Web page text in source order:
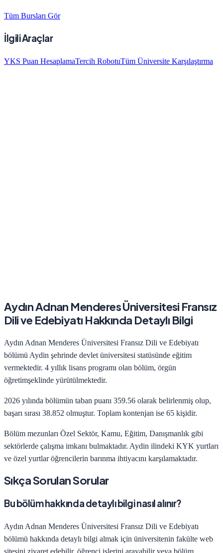
Tüm Bursları Gör
İlgili Araçlar
YKS Puan HesaplamaTercih RobotuTüm Üniversite Karşılaştırma
Aydın Adnan Menderes Üniversitesi Fransız
Dili ve Edebiyatı Hakkında Detaylı Bilgi
Aydın Adnan Menderes Üniversitesi Fransız Dili ve Edebiyatı
bölümü Aydin şehrinde devlet üniversitesi statüsünde eğitim
vermektedir. 4 yıllık lisans programı olan bölüm, örgün
öğretimşeklinde yürütülmektedir.
2026 yılında bölümün taban puanı 359.56 olarak belirlenmiş olup,
başarı sırası 38.852 olmuştur. Toplam kontenjan ise 65 kişidir.
Bölüm mezunları Özel Sektör, Kamu, Eğitim, Danışmanlık gibi
sektörlerde çalışma imkanı bulmaktadır. Aydin ilindeki KYK yurtları
ve özel yurtlar öğrencilerin barınma ihtiyacını karşılamaktadır.
Sıkça Sorulan Sorular
Bu bölüm hakkında detaylı bilgi nasıl alınır?
Aydın Adnan Menderes Üniversitesi Fransız Dili ve Edebiyatı
bölümü hakkında detaylı bilgi almak için üniversitenin fakülte web